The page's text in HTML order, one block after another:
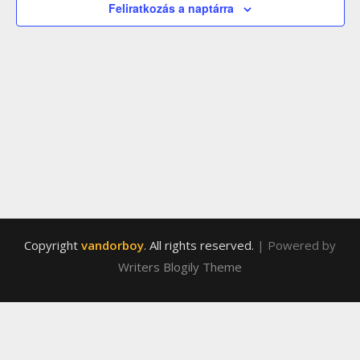
Feliratkozás a naptárra
Copyright vandorboy. All rights reserved. | Powered by
Writers Blogily Theme